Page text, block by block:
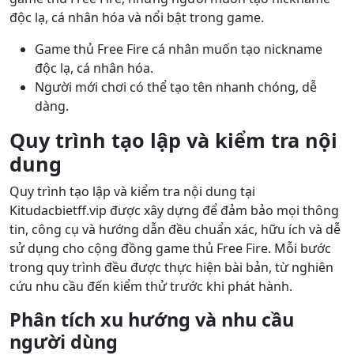
độc lạ, cá nhân hóa và nổi bật trong game.
Game thủ Free Fire cá nhân muốn tạo nickname
độc lạ, cá nhân hóa.
Người mới chơi có thể tạo tên nhanh chóng, dễ
dàng.
Quy trình tạo lập và kiểm tra nội
dung
Quy trình tạo lập và kiểm tra nội dung tại
Kitudacbietff.vip được xây dựng để đảm bảo mọi thông
tin, công cụ và hướng dẫn đều chuẩn xác, hữu ích và dễ
sử dụng cho cộng đồng game thủ Free Fire. Mỗi bước
trong quy trình đều được thực hiện bài bản, từ nghiên
cứu nhu cầu đến kiểm thử trước khi phát hành.
Phân tích xu hướng và nhu cầu
người dùng